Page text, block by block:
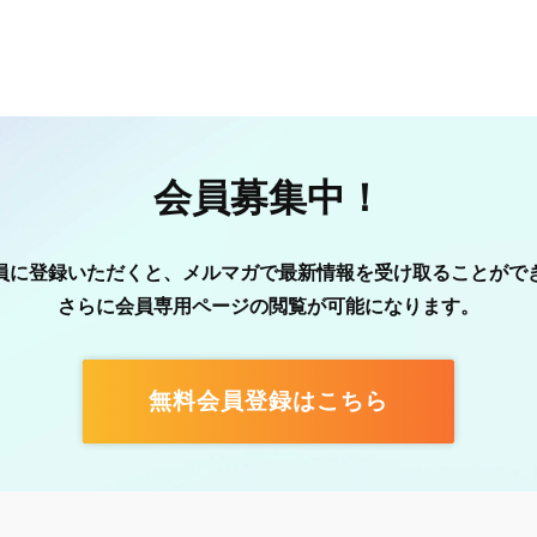
会員募集中！
に登録いただくと、メルマガで最新情報を受け取ることがで
さらに会員専用ページの閲覧が可能になります。
無料会員登録はこちら